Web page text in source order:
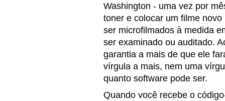
Washington - uma vez por
toner e colocar um filme
ser microfilmados à medida
ser examinado ou auditado.
garantia a mais de que ele
vírgula a mais, nem uma
quanto software pode ser.
Quando você recebe o